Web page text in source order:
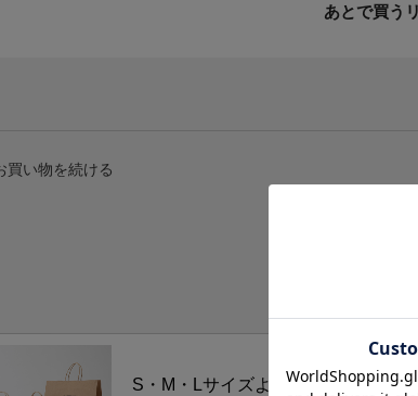
あとで買う
手提
S・M・Lサイズより当店にお任せ